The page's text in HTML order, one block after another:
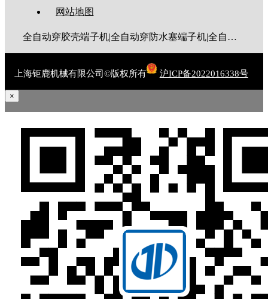
网站地图
全自动穿胶壳端子机|全自动穿防水塞端子机|全自动穿热缩管端子机|全自动穿护套端子机|全自动穿号码管端子机|全自动端子机|全自动穿防水栓端子机|端子压着机|端子压接机|静音端子机|多芯线端子机|护套线端子机|全自动排线端子机|新能源大平方压接机|电脑剥线机|自动剥线机|裁线机|剥线机
上海钜鹿机械有限公司©版权所有 沪ICP备2022016338号
×